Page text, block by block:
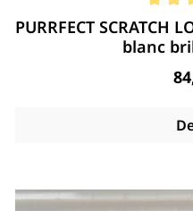
Note moyenne de 5 de 5
PURRFECT
blanc